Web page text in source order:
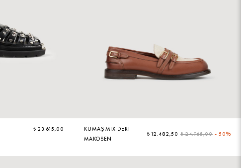
₺ 23.615,00
KUMAŞ MIX DERI
MAKOSEN
₺ 12.482,50 ₺ 24.965,00 - 50%